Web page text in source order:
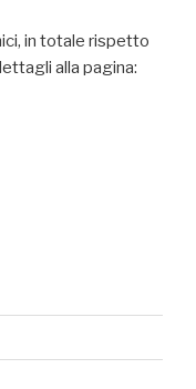
in totale rispetto
alla pagina: